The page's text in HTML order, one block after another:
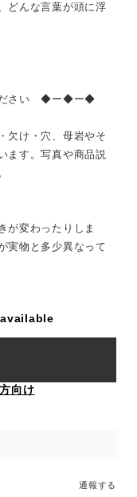
どんな言葉が頭に浮
ださい ◆ー◆ー◆
欠け・穴、母岩やそ
ます。写真や商品説
が変わったりしま
実物と多少異なって
向け
通報する